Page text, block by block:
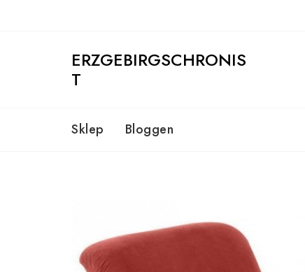
ERZGEBIRGSCHRONIS
T
Sklep Bloggen